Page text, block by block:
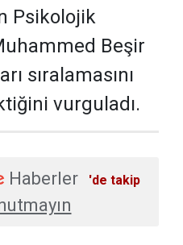
Psikolojik
Beşir
sıralamasını
vurguladı.
Haberler
'de takip